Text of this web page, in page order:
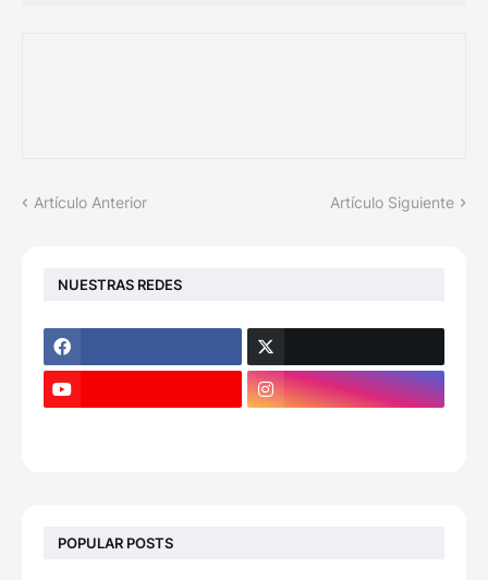
Artículo Anterior Artículo Siguiente
NUESTRAS REDES
POPULAR POSTS